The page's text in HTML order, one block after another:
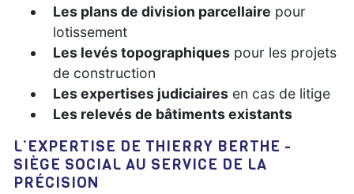
Les plans de division parcellaire pour
lotissement
Les levés topographiques pour les projets
de construction
Les expertises judiciaires en cas de litige
Les relevés de bâtiments existants
L’EXPERTISE DE THIERRY BERTHE -
SIÈGE SOCIAL AU SERVICE DE LA
PRÉCISION